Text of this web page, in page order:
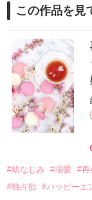
この作品を見
#幼なじみ #溺愛 #再
#独占欲
#ハッピーエ